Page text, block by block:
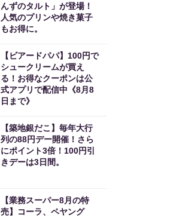
んずのタルト」が登場！
人気のプリンや焼き菓子
もお得に。
【ビアードパパ】100円で
シュークリームが買え
る！お得なクーポンは公
式アプリで配信中《8月8
日まで》
【築地銀だこ】毎年大行
列の88円デー開催！さら
にポイント3倍！100円引
きデーは3日間。
【業務スーパー8月の特
売】コーラ、ペヤング